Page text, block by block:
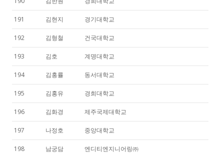
191 김현지 경기대학교
192 김형철 건국대학교
193 김호 계명대학교
194 김홍률 동서대학교
195 김홍유 경희대학교
196 김화경 제주국제대학교
197 나정호 중앙대학교
198 남궁담 엔디티엔지니어링㈜